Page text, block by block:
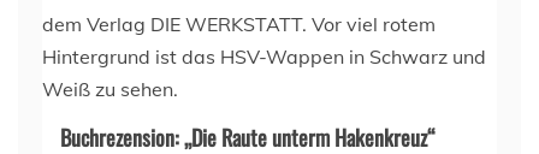
Buchrezension: „Die Raute unterm Hakenkreuz“